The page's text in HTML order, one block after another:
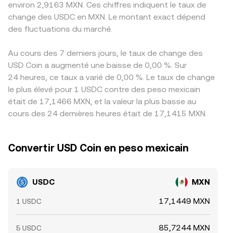
environ 2,9163 MXN. Ces chiffres indiquent le taux de
change des USDC en MXN. Le montant exact dépend
des fluctuations du marché.
Au cours des 7 derniers jours, le taux de change des
USD Coin a augmenté une baisse de 0,00 %. Sur
24 heures, ce taux a varié de 0,00 %. Le taux de change
le plus élevé pour 1 USDC contre des peso mexicain
était de 17,1466 MXN, et la valeur la plus basse au
cours des 24 dernières heures était de 17,1415 MXN.
Convertir USD Coin en peso mexicain
USDC MXN
1 USDC 17,1449 MXN
5 USDC 85,7244 MXN